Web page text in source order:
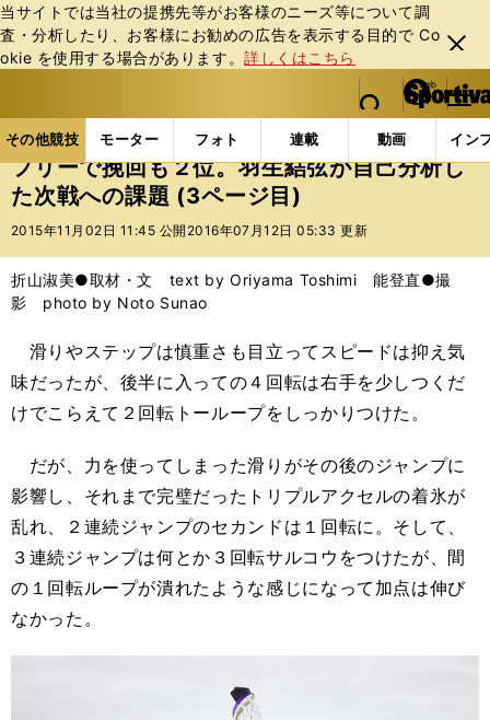
当サイトでは当社の提携先等がお客様のニーズ等について調
査・分析したり、お客様にお勧めの広告を表⽰する⽬的で Co
okie を使⽤する場合があります。詳しくはこちら
閉じ
る
web Sportiva (webスポルティーバ)
検索
マイペ
ー
ジ
メニュ
その他競技 モーター フォト 連載 動画 イン
ス
ポ
ル
バ
その他競技の記事一覧 フィギュア フリーで挽回も
フリーで挽回も２位。羽生結弦が自己分析し
た次戦への課題 (3ページ目)
2015年11月02日 11:45 公開 2016年07月12日 05:33 更新
折山淑美●取材・文 text by Oriyama Toshimi 能登直●撮
影 photo by Noto Sunao
滑りやステップは慎重さも目立ってスピードは抑え気
味だったが、後半に入っての４回転は右手を少しつくだ
けでこらえて２回転トーループをしっかりつけた。
だが、力を使ってしまった滑りがその後のジャンプに
影響し、それまで完璧だったトリプルアクセルの着氷が
乱れ、２連続ジャンプのセカンドは１回転に。そして、
３連続ジャンプは何とか３回転サルコウをつけたが、間
の１回転ループが潰れたような感じになって加点は伸び
なかった。